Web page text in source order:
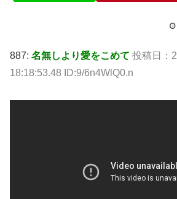
887: 名無しより愛をこめて 投稿日：
18:18:53.48 ID:9/6n4WlQ0.n